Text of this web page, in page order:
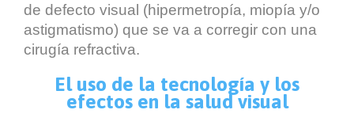
de defecto visual (hipermetropía, miopía y/o
astigmatismo) que se va a corregir con una
cirugía refractiva.
El uso de la tecnología y los
efectos en la salud visual